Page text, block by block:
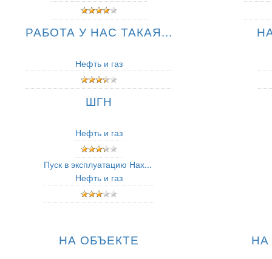
РАБОТА У НАС ТАКАЯ...
Нефть и газ
ШГН
Нефть и газ
Пуск в эксплуатацию Нах...
Нефть и газ
НА ОБЪЕКТЕ